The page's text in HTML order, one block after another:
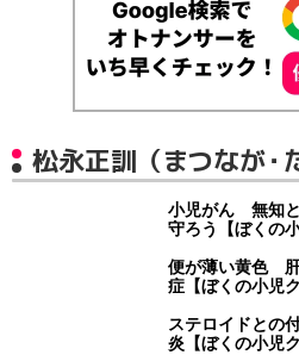
松永正訓（まつなが
小児がん 無知
守ろう【ぼくの
便が薄い黄色
症【ぼくの小児
ステロイドとの
炎【ぼくの小児